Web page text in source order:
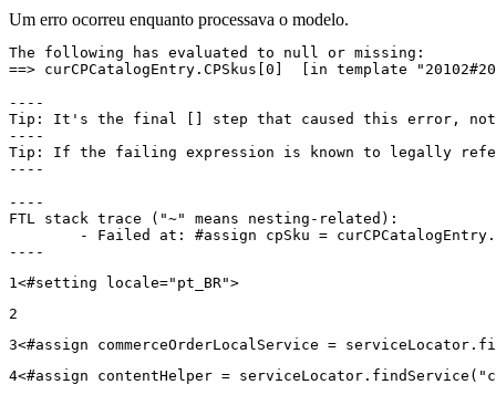
Um erro ocorreu enquanto processava o modelo.
The following has evaluated to null or missing:
==> curCPCatalogEntry.CPSkus[0]  [in template
----
Tip: It's the final [] step that caused this error,
----
Tip: If the failing expression is known to legally refer
----
----
FTL stack trace ("~" means nesting-related):
----
1 <#setting locale="pt_BR">
2
3<#assign commerceOrderLocalService =
4<#assign contentHelper =